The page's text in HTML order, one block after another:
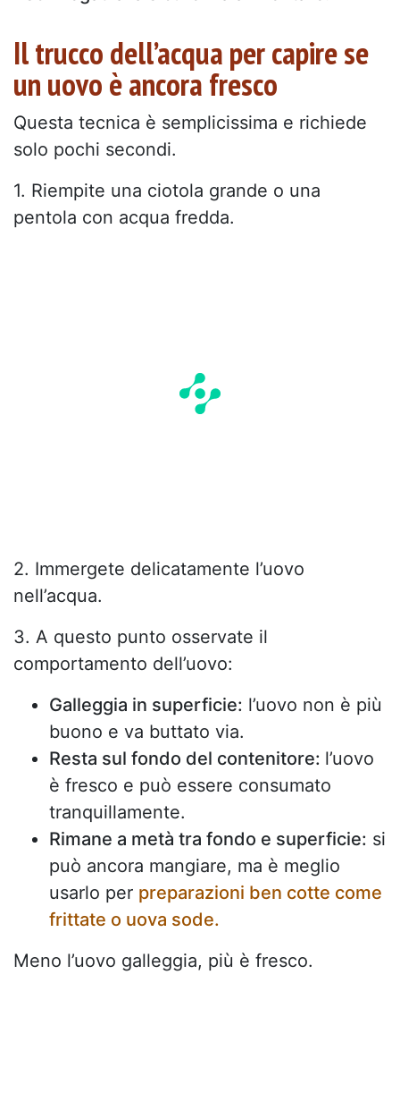
Il trucco dell’acqua per capire se
un uovo è ancora fresco
Questa tecnica è semplicissima e richiede
solo pochi secondi.
1. Riempite una ciotola grande o una
pentola con acqua fredda.
2. Immergete delicatamente l’uovo
nell’acqua.
3. A questo punto osservate il
comportamento dell’uovo:
Galleggia in superficie: l’uovo non è più
buono e va buttato via.
Resta sul fondo del contenitore: l’uovo
è fresco e può essere consumato
tranquillamente.
Rimane a metà tra fondo e superficie: si
può ancora mangiare, ma è meglio
usarlo per preparazioni ben cotte come
frittate o uova sode.
Meno l’uovo galleggia, più è fresco.